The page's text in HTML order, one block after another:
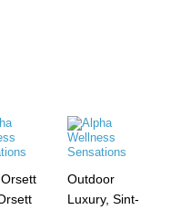
Outdoor
Luxury, Sint-